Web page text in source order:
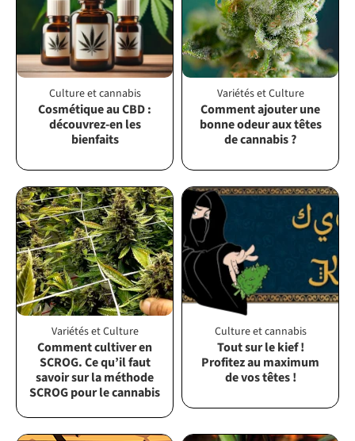
Culture et cannabis
Cosmétique au CBD :
découvrez-en les
bienfaits
Variétés et Culture
Comment ajouter une
bonne odeur aux têtes
de cannabis ?
Variétés et Culture
Comment cultiver en
SCROG. Ce qu’il faut
savoir sur la méthode
SCROG pour le cannabis
Culture et cannabis
Tout sur le kief !
Profitez au maximum
de vos têtes !